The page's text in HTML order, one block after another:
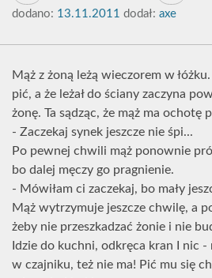
dodano: 13.11.2011 dodał: axe
Mąż z żoną leżą wieczorem w
pić, a że leżał do ściany zaczyna
żonę. Ta sądząc, że mąż ma ochotę
- Zaczekaj synek jeszcze nie śpi...
Po pewnej chwili mąż ponownie
bo dalej męczy go pragnienie.
- Mówiłam ci zaczekaj, bo mały
Mąż wytrzymuje jeszcze chwilę, a
żeby nie przeszkadzać żonie i nie
Idzie do kuchni, odkręca kran I nic
w czajniku, też nie ma! Pić mu się